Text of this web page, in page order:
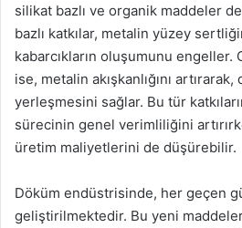
silikat bazlı ve organik maddeler
bazlı katkılar, metalin yüzey
kabarcıkların oluşumunu engeller.
ise, metalin akışkanlığını
yerleşmesini sağlar. Bu tür
sürecinin genel verimliliğini
üretim maliyetlerini de düşürebilir.
Döküm endüstrisinde, her geçen
geliştirilmektedir. Bu yeni